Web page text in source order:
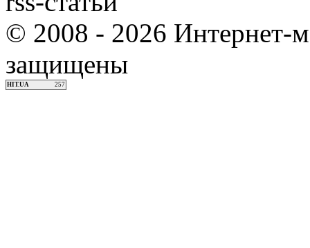
© 2008 - 2026 Интернет-
защищены
HIT.UA 257